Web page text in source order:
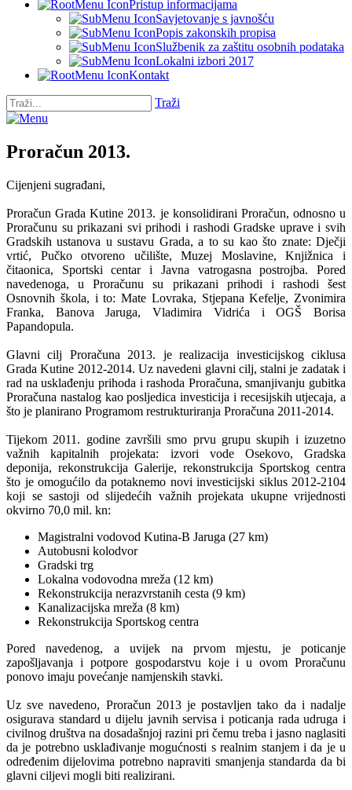
Pristup informacijama
Savjetovanje s javnošću
Popis zakonskih propisa
Službenik za zaštitu osobnih podataka
Lokalni izbori 2017
Kontakt
Traži
Proračun 2013.
Cijenjeni sugrađani,
Proračun Grada Kutine 2013. je konsolidirani Proračun, odnosno u
Proračunu su prikazani svi prihodi i rashodi Gradske uprave i svih
Gradskih ustanova u sustavu Grada, a to su kao što znate: Dječji
vrtić, Pučko otvoreno učilište, Muzej Moslavine, Knjižnica i
čitaonica, Sportski centar i Javna vatrogasna postrojba. Pored
navedenoga, u Proračunu su prikazani prihodi i rashodi šest
Osnovnih škola, i to: Mate Lovraka, Stjepana Kefelje, Zvonimira
Franka, Banova Jaruga, Vladimira Vidrića i OGŠ Borisa
Papandopula.
Glavni cilj Proračuna 2013. je realizacija investicijskog ciklusa
Grada Kutine 2012-2014. Uz navedeni glavni cilj, stalni je zadatak i
rad na usklađenju prihoda i rashoda Proračuna, smanjivanju gubitka
Proračuna nastalog kao posljedica investicija i recesijskih utjecaja, a
što je planirano Programom restrukturiranja Proračuna 2011-2014.
Tijekom 2011. godine završili smo prvu grupu skupih i izuzetno
važnih kapitalnih projekata: izvori vode Osekovo, Gradska
deponija, rekonstrukcija Galerije, rekonstrukcija Sportskog centra
što je omogućilo da potaknemo novi investicijski siklus 2012-2104
koji se sastoji od slijedećih važnih projekata ukupne vrijednosti
okvirno 70,0 mil. kn:
Magistralni vodovod Kutina-B Jaruga (27 km)
Autobusni kolodvor
Gradski trg
Lokalna vodovodna mreža (12 km)
Rekonstrukcija nerazvrstanih cesta (9 km)
Kanalizacijska mreža (8 km)
Rekonstrukcija Sportskog centra
Pored navedenog, a uvijek na prvom mjestu, je poticanje
zapošljavanja i potpore gospodarstvu koje i u ovom Proračunu
ponovo imaju povećanje namjenskih stavki.
Uz sve navedeno, Proračun 2013 je postavljen tako da i nadalje
osigurava standard u dijelu javnih servisa i poticanja rada udruga i
civilnog društva na dosadašnjoj razini pri čemu treba i jasno naglasiti
da je potrebno usklađivanje mogućnosti s realnim stanjem i da je u
određenim dijelovima potrebno napraviti smanjenja standarda da bi
glavni ciljevi mogli biti realizirani.